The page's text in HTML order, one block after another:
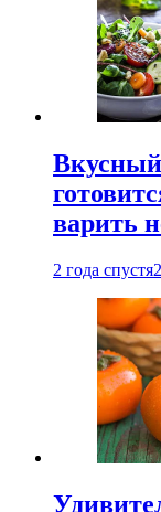
Вкусный
варить
2 года спустя